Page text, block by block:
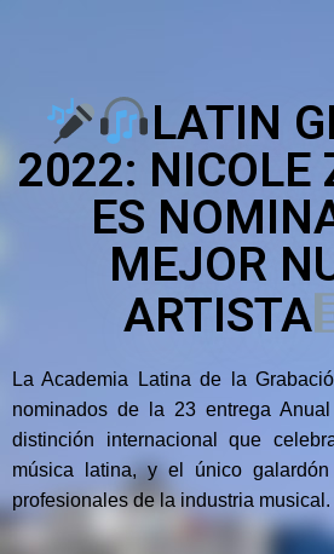
LATIN
2022: NICOLE
ES
MEJOR
ARTISTA
La Academia Latina de la
nominados de la 23 entrega
distinción internacional que
música latina, y el único
profesionales de la industria musical.